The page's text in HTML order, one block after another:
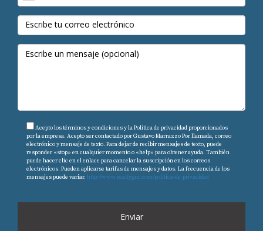
Los desarrolladores se están enfocando en la
sostenibilidad y la resiliencia. Esto incluye la
implementación de tecnologías innovadoras, la
construcción de edificios más altos y la inversión en
climático?
Las políticas gubernamentales son esenciales para
establecer normas que fomenten la construcción
proyectos que mejoren la resiliencia de las comunidades
frente al cambio climático.
Acepto los términos y condiciones y la Política de privacidad proporcionados
por la empresa. Acepto ser contactado por Gustavo Marrazzo Por llamada, correo
electrónico y mensaje de texto. Para dejar de recibir mensajes de texto, puede
responder «stop» en cualquier momento o «help» para obtener ayuda. También
puede hacer clic en el enlace para cancelar la suscripción en los correos
electrónicos. Pueden aplicarse tarifas de mensajes y datos. La frecuencia de los
mensajes puede variar. http://www.realtygm.com/politica-de-privacidad
Enviar